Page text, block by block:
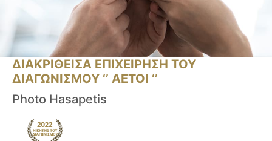
ΔΙΑΚΡΙΘΕΙΣΑ ΕΠΙΧΕΙΡΗΣΗ ΤΟΥ
ΔΙΑΓΩΝΙΣΜΟΥ ‘’ ΑΕΤΟΙ ‘’
Photo Hasapetis